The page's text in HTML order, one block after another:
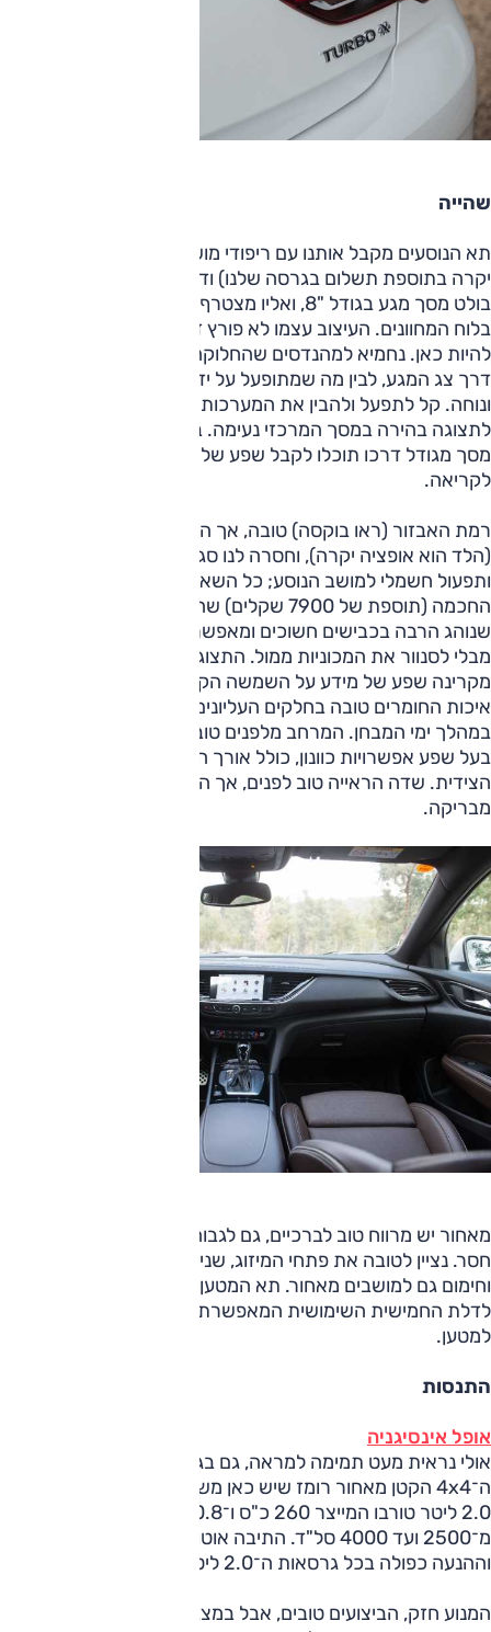
שהייה
תא הנוסעים מקבל אותנו עם ריפודי מושב חומים ונאים (אופציה
יקרה בתוספת תשלום בגרסה שלנו) ודשברוד שחור. במרכז
בולט מסך מגע בגודל "8, ואליו מצטרף מסך בגודל זהה, המשולב
בלוח המחוונים. העיצוב עצמו לא פורץ דרך, אבל בהחלט נעים
להיות כאן. נחמיא למהנדסים שהחלוקה בין הדברים שמתופעלים
דרך צג המגע, לבין מה שמתופעל על ידי כפתורים, היא נכונה
ונוחה. קל לתפעל ולהבין את המערכות השונות, והאופציה
לתצוגה בהירה במסך המרכזי נעימה. במרכז לוח המחוונים יש
מסך מגודל דרכו תוכלו לקבל שפע של מידע והכל ברור ונוח
לקריאה.
רמת האבזור (ראו בוקסה) טובה, אך הפנסים הראשיים הם הלוגן
(הלד הוא אופציה יקרה), וחסרה לנו סגירה חשמלית לתא המטען
ותפעול חשמלי למושב הנוסע; כל השאר — כאן. התאורה
החכמה (תוספת של 7900 שקלים) שהיא פשוט נהדרת עבור מי
שנוהג הרבה בכבישים חשוכים ומאפשרת לנהוג עם אור גבוה
מבלי לסנוור את המכוניות ממול. התצוגה העילית המצוינת
מקרינה שפע של מידע על השמשה הקדמית בצורה סופר־נוחה.
איכות החומרים טובה בחלקים העליונים, ולא נרשם ציוץ מיותר
במהלך ימי המבחן. המרחב מלפנים טוב בכל הממדים, והמושב
בעל שפע אפשרויות כוונון, כולל אורך הבסיס ורוחב התמיכה
הצידית. שדה הראייה טוב לפנים, אך הראות לאחור אינה
מבריקה.
מאחור יש מרווח טוב לברכיים, גם לגבוהים, אבל מרווח הראש
וחימום גם למושבים מאחור. תא המטען יעיל ונוח לשימוש הודות
לדלת החמישית השימושית המאפשרת הטענה קלה וגישה נוחה
למטען.
התנסות
אופל אינסיגניה
אולי נראית מעט תמימה למראה, גם בגרסה הזו, אבל סימון
ה־4x4 הקטן מאחור רומז שיש כאן משהו קצת־אחר. גם במנוע;
וההנעה כפולה בכל גרסאות ה־2.0 ליטר.
המנוע חזק, הביצועים טובים, אבל במצבים מסוימים ציפינו ליותר